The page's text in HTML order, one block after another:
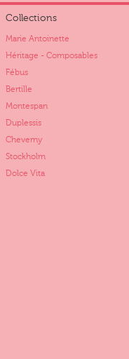
Collections
Marie Antoinette
Héritage - Composables
Fébus
Bertille
Montespan
Duplessis
Cheverny
Stockholm
Dolce Vita